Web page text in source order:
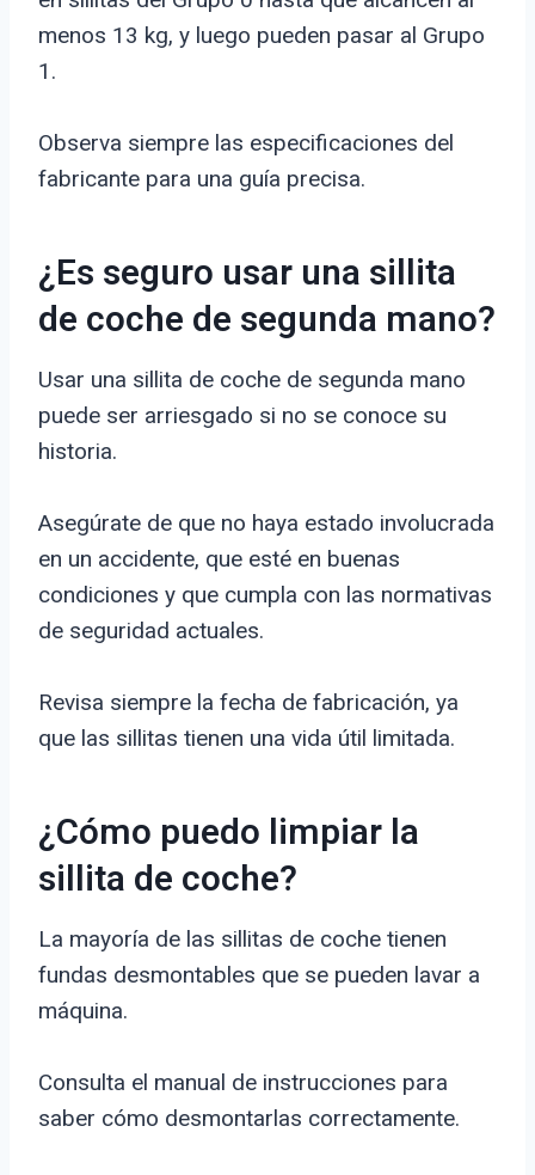
menos 13 kg, y luego pueden pasar al Grupo
1.
Observa siempre las especificaciones del
fabricante para una guía precisa.
¿Es seguro usar una sillita
de coche de segunda mano?
Usar una sillita de coche de segunda mano
puede ser arriesgado si no se conoce su
historia.
Asegúrate de que no haya estado involucrada
en un accidente, que esté en buenas
condiciones y que cumpla con las normativas
de seguridad actuales.
Revisa siempre la fecha de fabricación, ya
que las sillitas tienen una vida útil limitada.
¿Cómo puedo limpiar la
sillita de coche?
La mayoría de las sillitas de coche tienen
fundas desmontables que se pueden lavar a
máquina.
Consulta el manual de instrucciones para
saber cómo desmontarlas correctamente.